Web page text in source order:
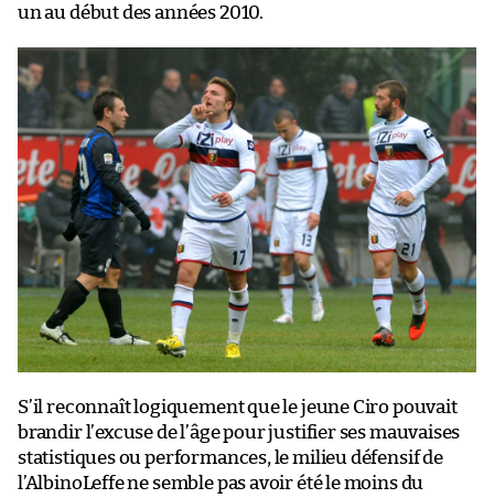
un au début des années 2010.
S’il reconnaît logiquement que le jeune Ciro pouvait
brandir l’excuse de l’âge pour justifier ses mauvaises
statistiques ou performances, le milieu défensif de
l’AlbinoLeffe ne semble pas avoir été le moins du